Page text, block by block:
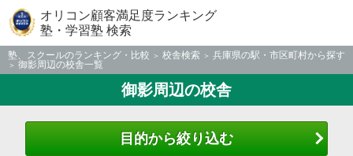
オリコン顧客満足度ランキング
塾・学習塾 検索
塾、スクールのランキング・比較 校舎検索
兵庫県の駅・市区町村から探す
御影周辺の校舎一覧
御影周辺の校舎
目的から絞り込む